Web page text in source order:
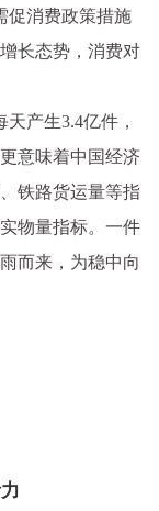
促消费政策措施
长态势，消费对
产生3.4亿件，
意味着中国经济
铁路货运量等指
物量指标。一件
而来，为稳中向